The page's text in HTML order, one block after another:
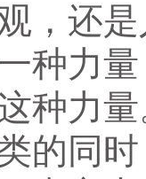
，还
种力
种力
的同